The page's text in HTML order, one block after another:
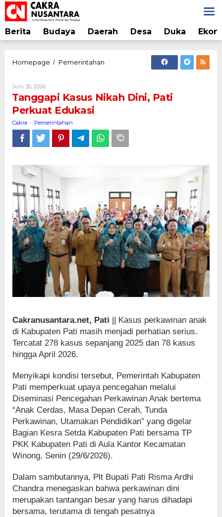
Lewati
ke
konten
Berita Budaya Daerah Desa Duka
Homepage / Pemerintahan
Dini,
Pati
Juni 30, 2026Oleh
Cakra
Tanggapi Kasus Nikah Dini, Pati
Perkuat Edukasi
Cakra - Pemerintahan
Cakranusantara.net, Pati || Kasus perkawinan anak
di Kabupaten Pati masih menjadi perhatian serius.
Tercatat 278 kasus sepanjang 2025 dan 78 kasus
hingga April 2026.
Menyikapi kondisi tersebut, Pemerintah Kabupaten
Pati memperkuat upaya pencegahan melalui
Diseminasi Pencegahan Perkawinan Anak bertema
“Anak Cerdas, Masa Depan Cerah, Tunda
Perkawinan, Utamakan Pendidikan” yang digelar
Bagian Kesra Setda Kabupaten Pati bersama TP
PKK Kabupaten Pati di Aula Kantor Kecamatan
Winong, Senin (29/6/2026).
Dalam sambutannya, Plt Bupati Pati Risma Ardhi
Chandra menegaskan bahwa perkawinan dini
merupakan tantangan besar yang harus dihadapi
bersama, terutama di tengah pesatnya